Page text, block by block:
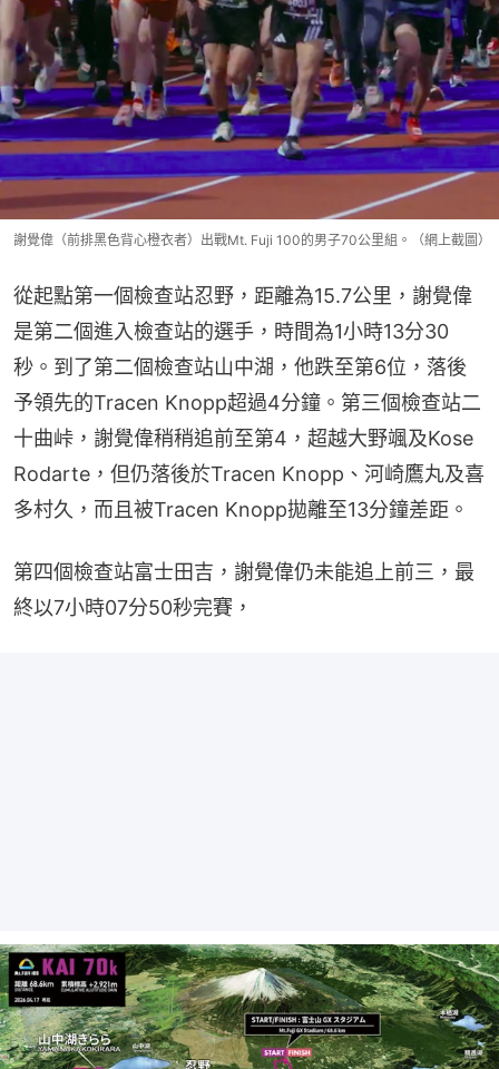
謝覺偉（前排黑色背心橙衣者）出戰Mt. Fuji 100的男子70公里組。（網上截圖）
從起點第一個檢查站忍野，距離為15.7公里，謝覺偉
是第二個進入檢查站的選手，時間為1小時13分30
秒。到了第二個檢查站山中湖，他跌至第6位，落後
予領先的Tracen Knopp超過4分鐘。第三個檢查站二
十曲峠，謝覺偉稍稍追前至第4，超越大野颯及Kose
Rodarte，但仍落後於Tracen Knopp、河崎鷹丸及喜
多村久，而且被Tracen Knopp拋離至13分鐘差距。
第四個檢查站富士田吉，謝覺偉仍未能追上前三，最
終以7小時07分50秒完賽，